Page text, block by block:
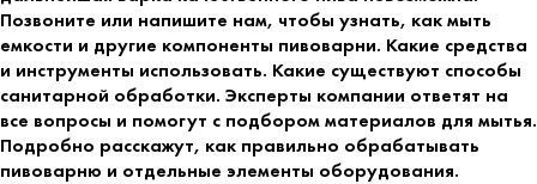
Позвоните или напишите нам, чтобы узнать, как мыть
емкости и другие компоненты пивоварни. Какие средства
и инструменты использовать. Какие существуют способы
санитарной обработки. Эксперты компании ответят на
все вопросы и помогут с подбором материалов для мытья.
Подробно расскажут, как правильно обрабатывать
пивоварню и отдельные элементы оборудования.